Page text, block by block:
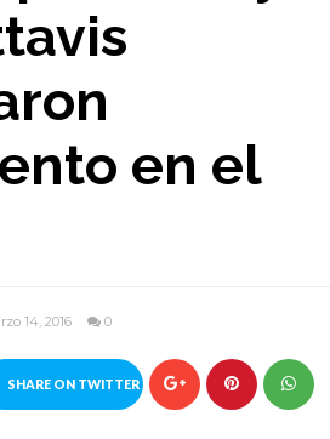
en el
14, 2016 0
SHARE ON TWITTER